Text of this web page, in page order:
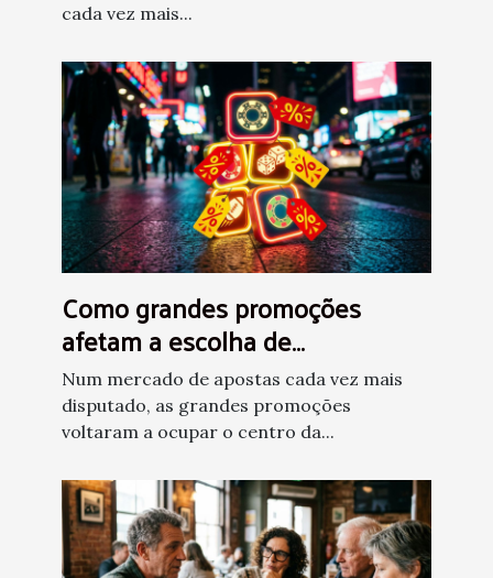
cada vez mais...
Como grandes promoções
afetam a escolha de
plataformas de apostas
Num mercado de apostas cada vez mais
disputado, as grandes promoções
voltaram a ocupar o centro da...